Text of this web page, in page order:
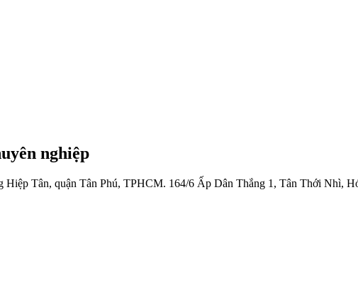
nghiệp
Hiệp Tân, quận Tân Phú, TPHCM. 164/6 Ấp Dân Thắng 1, Tân Thới Nhì,